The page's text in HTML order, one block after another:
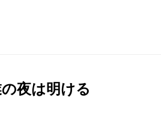
夜は明ける